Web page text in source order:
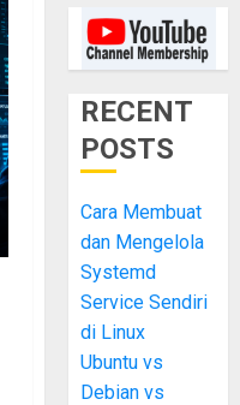
RECENT
POSTS
Cara Membuat
dan Mengelola
Systemd
Service Sendiri
di Linux
Ubuntu vs
Debian vs